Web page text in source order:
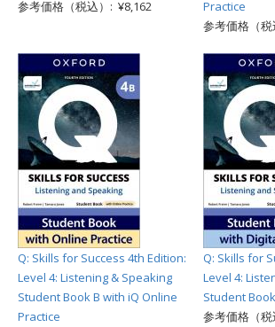
参考価格（税込）: ¥8,162
Practice
参考価格（
Q: Skills for Success 4th Edition:
Level 4: Listening & Speaking
Student Book B with iQ Online
Practice
Q: Skills for
Level 4:
Student
参考価格（